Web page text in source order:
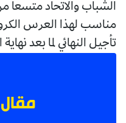
الشباب والاتحاد متسعا
مناسب لهذا العرس
تأجيل النهائي لما بعد